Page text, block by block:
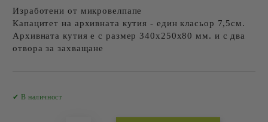
Изработени от микровелпапе
Капацитет на архивната кутия - един класьор 7,5см.
Архивната кутия е с размер 340х250х80 мм. и с два
отвора за захващане
✔ В наличност